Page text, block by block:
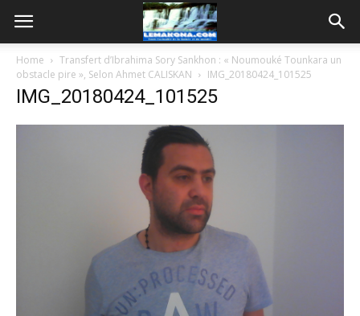
Home
Transfert d’Ibrahima Sory Sankhon : « Noumouké Tounkara un
obstacle pire », Selon Ahmet CALISKAN
IMG_20180424_101525
IMG_20180424_101525